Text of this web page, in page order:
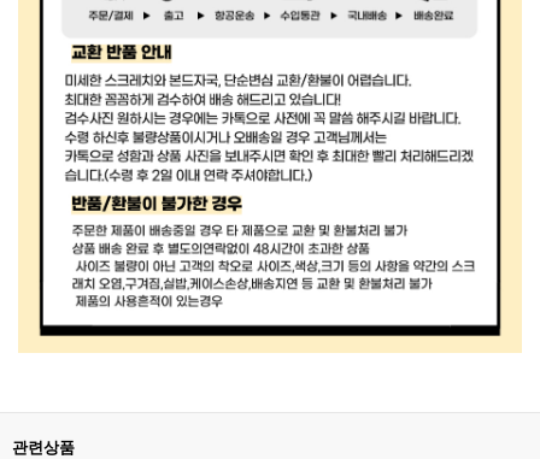
관련상품